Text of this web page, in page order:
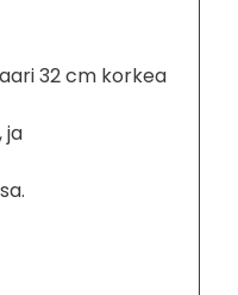
32 cm korkea
ja